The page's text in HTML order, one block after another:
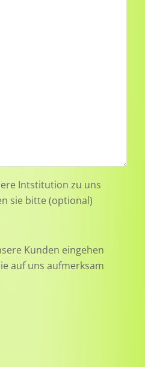
Intstitution zu uns
sie bitte (optional)
Kunden eingehen
auf uns aufmerksam